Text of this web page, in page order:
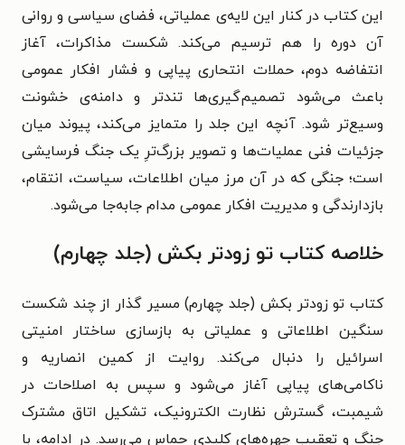
این کتاب در کنار این لایه‌ی عملیاتی، فضای سیاسی و روانی
آن دوره را هم ترسیم می‌کند. شکست مذاکرات، آغاز
انتفاضه دوم، حملات انتحاری پیاپی و فشار افکار عمومی
باعث می‌شود تصمیم‌گیری‌ها تندتر و دامنه‌ی خشونت
وسیع‌تر شود. آنچه این جلد را متمایز می‌کند، پیوند میان
جزئیات فنی عملیات‌ها و تصویر بزرگ‌ترِ یک جنگ فرسایشی
است؛ جنگی که در آن مرز میان اطلاعات، سیاست، انتقام،
بازدارندگی و مدیریت افکار عمومی مدام جابه‌جا می‌شود.
خلاصه کتاب تو زودتر بکش (جلد چهارم)
کتاب تو زودتر بکش (جلد چهارم) مسیر گذار از چند شکست
سنگین اطلاعاتی و عملیاتی به بازسازی ساختار امنیتی
اسرائیل را دنبال می‌کند. روایت از کمین انصاریه و
ناکامی‌های پیاپی آغاز می‌شود و سپس به اصلاحات در
شیمبت، گسترش نظارت الکترونیک، تشکیل اتاق مشترک
جنگ و تعقیب چهره‌های کلیدی حماس می‌رسد. در ادامه، با